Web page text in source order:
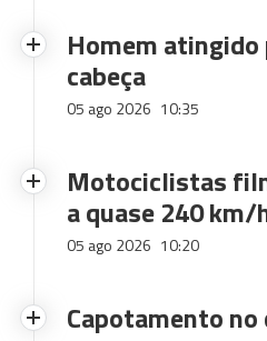
Homem
cabeça
05 ago 2026 10:35
Motociclistas
a quase 240 km/
05 ago 2026 10:20
Capotamento